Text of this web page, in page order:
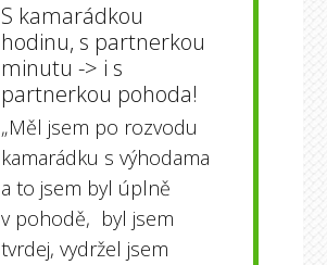
S kamarádkou
hodinu, s partnerkou
minutu -> i s
partnerkou pohoda!
„Měl jsem po rozvodu
kamarádku s výhodama
a to jsem byl úplně
v pohodě, byl jsem
tvrdej, vydržel jsem